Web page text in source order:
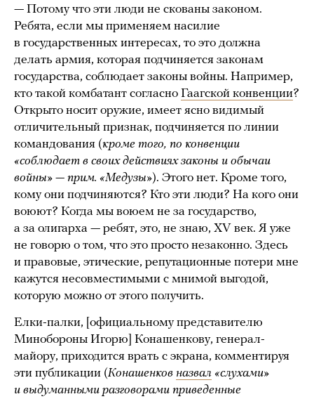
— Потому что эти люди не скованы законом.
Ребята, если мы применяем насилие
в государственных интересах, то это должна
делать армия, которая подчиняется законам
государства, соблюдает законы войны. Например,
кто такой комбатант согласно Гаагской конвенции?
Открыто носит оружие, имеет ясно видимый
отличительный признак, подчиняется по линии
командования (кроме того, по конвенции
«соблюдает в своих действиях законы и обычаи
войны» — прим. «Медузы»). Этого нет. Кроме того,
кому они подчиняются? Кто эти люди? На кого они
воюют? Когда мы воюем не за государство,
а за олигарха — ребят, это, не знаю, XV век. Я уже
не говорю о том, что это просто незаконно. Здесь
и правовые, этические, репутационные потери мне
кажутся несовместимыми с мнимой выгодой,
которую можно от этого получить.
Елки-палки, [официальному представителю
Минобороны Игорю] Конашенкову, генерал-
майору, приходится врать с экрана, комментируя
эти публикации (Конашенков назвал «слухами»
и выдуманными разговорами приведенные